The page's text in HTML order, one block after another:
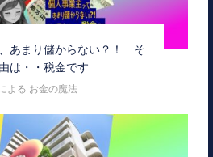
あまり儲からない？！ そ
は・・税金です
よる お金の魔法